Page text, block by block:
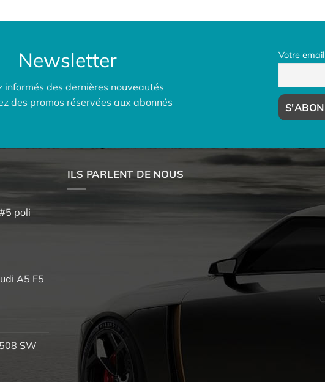
Newsletter
informés des dernières nouveautés
des promos réservées aux abonnés
Votre email
poli
A5 F5
SW
ILS PARLENT DE NOUS